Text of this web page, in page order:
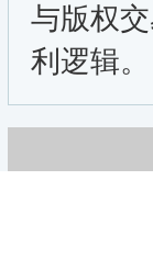
与版权
利逻辑。